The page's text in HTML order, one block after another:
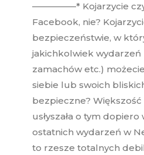
—————* Kojarzycie
Facebook, nie?
bezpieczeństwie, w
jakichkolwiek wydarzeń
zamachów etc.)
siebie lub swoich
bezpieczne?
usłyszała o tym
ostatnich wydarzeń w
to rzesze totalnych